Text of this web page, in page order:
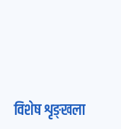
विशेष शृङ्खला